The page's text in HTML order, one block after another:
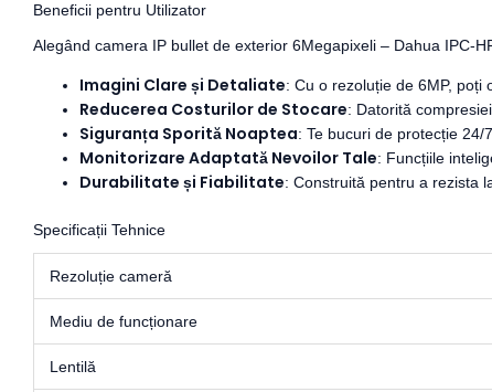
Beneficii pentru Utilizator
Alegând camera IP bullet de exterior 6Megapixeli – Dahua IPC-
Imagini Clare și Detaliate: Cu o rezoluție de 6MP, poți
Reducerea Costurilor de Stocare: Datorită
Siguranța Sporită Noaptea: Te bucuri de protecție 24/
Monitorizare Adaptată Nevoilor Tale: Funcțiile
Durabilitate și Fiabilitate: Construită pentru a rezista
Specificații Tehnice
Rezoluție cameră
Mediu de funcționare
Lentilă